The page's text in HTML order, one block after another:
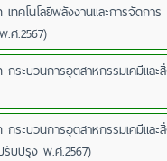
คโนโลยีพลังงานและการจัดการ
ศ.2567)
ะบวนการอุตสาหกรรมเคมีและ
ะบวนการอุตสาหกรรมเคมีและ
รับปรุง พ.ศ.2567)